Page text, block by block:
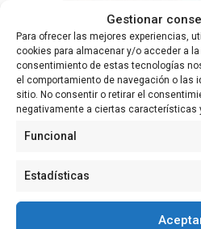
Gestionar
Para ofrecer las mejores experiencias,
cookies para almacenar y/o acceder a
consentimiento de estas tecnologías
el comportamiento de navegación o las
sitio. No consentir o retirar el
negativamente a ciertas características
Funcional
Estadísticas
Esta actuación ahora iniciada
se proponen para la mejora de
inundaciones en la zona de
Ebro y Aragón, una de las que
presenta en episodios de
ambos en Alfaro.